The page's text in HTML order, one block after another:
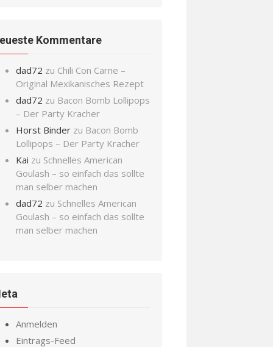
Kommentare
dad72 zu Chili Con Carne –
Original Mexikanisches Rezept
dad72 zu Bacon Bomb Lollipops
– Der Party Kracher
Horst Binder zu Bacon Bomb
Lollipops – Der Party Kracher
Kai zu Schnelles American
Goulash – so einfach das sollte
man selber machen
dad72 zu Schnelles American
Goulash – so einfach das sollte
man selber machen
Anmelden
Eintrags-Feed